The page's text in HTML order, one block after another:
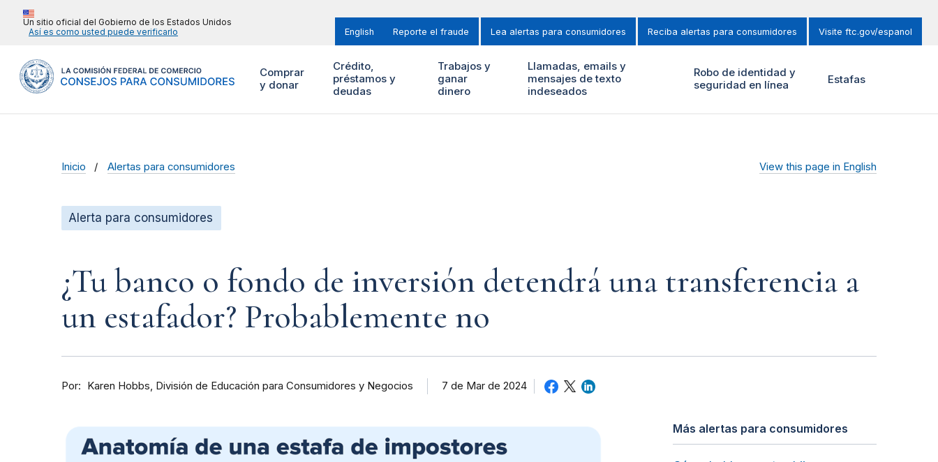
Un sitio oficial del Gobierno de los Estados Unidos
Así es como usted puede verificarlo
English Reporte el fraude Lea alertas para consumidores Reciba alertas para consumidores Visite ftc.gov/espanol
Comprar
y donar
Crédito,
préstamos y
deudas
Trabajos y
ganar
dinero
Llamadas, emails y
mensajes de texto
indeseados
Robo de identidad y
seguridad en línea
Estafas
Inicio Alertas para consumidores View this page in English
Alerta para consumidores
¿Tu banco o fondo de inversión detendrá una transferencia a
un estafador? Probablemente no
Por Karen Hobbs División de Educación para Consumidores y Negocios 7 de Mar de 2024
Más alertas para consumidores